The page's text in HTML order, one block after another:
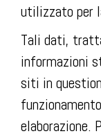
utilizzato per
Tali dati,
informazioni
siti in
elaborazione.